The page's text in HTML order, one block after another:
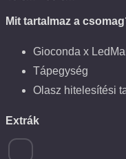
Mit tartalmaz a
Gioconda x
Tápegység
Olasz hitelesítési
Extrák